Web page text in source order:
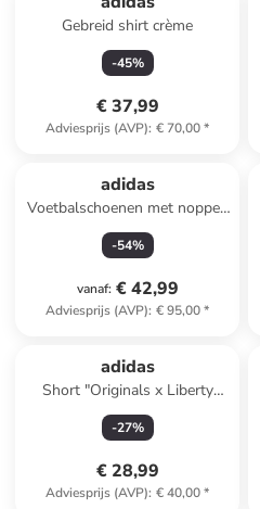
Gebreid shirt crème
-45%
€ 37,99
Adviesprijs (AVP): € 70,00*
adidas
Voetbalschoenen met noppen
"Predator League FG/MG"
rood
-54%
vanaf: € 42,99
Adviesprijs (AVP): € 95,00*
adidas
Short "Originals x Liberty
London Tonal Booty" blauw
-27%
€ 28,99
Adviesprijs (AVP): € 40,00*